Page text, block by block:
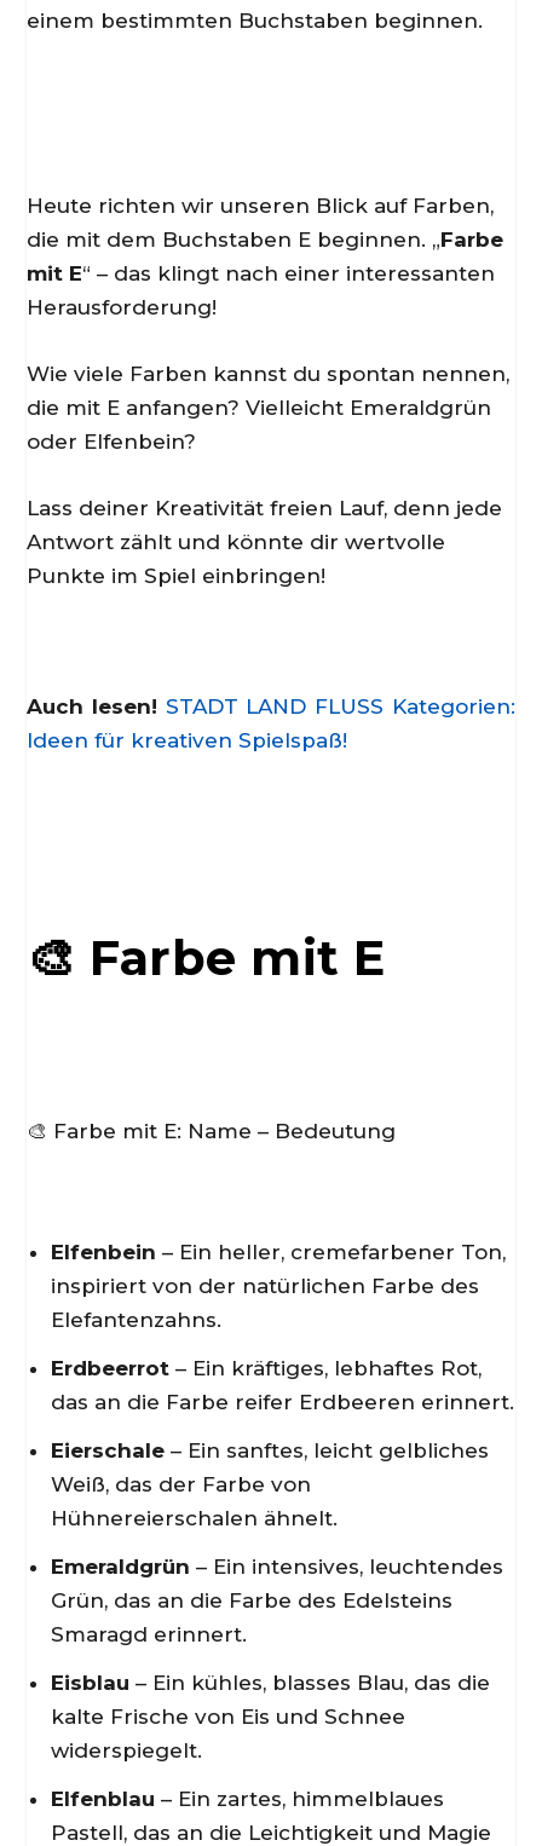
einem bestimmten Buchstaben beginnen.
Heute richten wir unseren Blick auf Farben,
die mit dem Buchstaben E beginnen. „Farbe
mit E“ – das klingt nach einer interessanten
Herausforderung!
Wie viele Farben kannst du spontan nennen,
die mit E anfangen? Vielleicht Emeraldgrün
oder Elfenbein?
Lass deiner Kreativität freien Lauf, denn jede
Antwort zählt und könnte dir wertvolle
Punkte im Spiel einbringen!
Auch lesen! STADT LAND FLUSS Kategorien:
Ideen für kreativen Spielspaß!
🎨 Farbe mit E
🎨 Farbe mit E: Name – Bedeutung
Elfenbein – Ein heller, cremefarbener Ton,
inspiriert von der natürlichen Farbe des
Elefantenzahns.
Erdbeerrot– Ein kräftiges, lebhaftes Rot,
das an die Farbe reifer Erdbeeren erinnert.
Eierschale– Ein sanftes, leicht gelbliches
Weiß, das der Farbe von
Hühnereierschalen ähnelt.
Emeraldgrün – Ein intensives, leuchtendes
Grün, das an die Farbe des Edelsteins
Smaragd erinnert.
Eisblau – Ein kühles, blasses Blau, das die
kalte Frische von Eis und Schnee
widerspiegelt.
Elfenblau – Ein zartes, himmelblaues
Pastell, das an die Leichtigkeit und Magie